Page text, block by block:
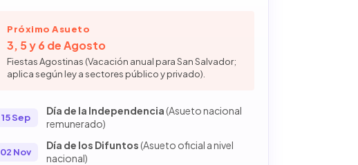
Próximo Asueto
3, 5 y 6 de Agosto
Fiestas Agostinas (Vacación anual para San Salvador;
aplica según ley a sectores público y privado).
15 Sep
Día de la Independencia(Asueto nacional
remunerado)
02 Nov
Día de los Difuntos(Asueto oficial a nivel
nacional)